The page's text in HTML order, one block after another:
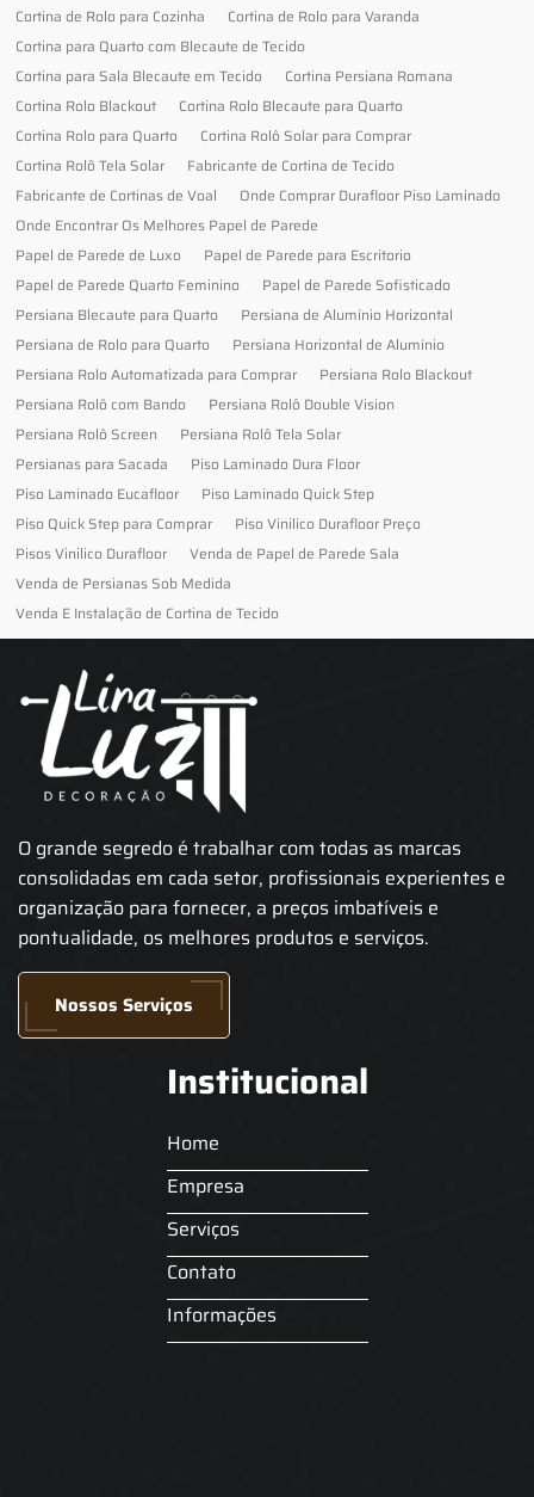
Cortina de Rolo para Cozinha
Cortina de Rolo para Varanda
Cortina para Quarto com Blecaute de Tecido
Cortina para Sala Blecaute em Tecido
Cortina Persiana Romana
Cortina Rolo Blackout
Cortina Rolo Blecaute para Quarto
Cortina Rolo para Quarto
Cortina Rolô Solar para Comprar
Cortina Rolô Tela Solar
Fabricante de Cortina de Tecido
Fabricante de Cortinas de Voal
Onde Comprar Durafloor Piso Laminado
Onde Encontrar Os Melhores Papel de Parede
Papel de Parede de Luxo
Papel de Parede para Escritorio
Papel de Parede Quarto Feminino
Papel de Parede Sofisticado
Persiana Blecaute para Quarto
Persiana de Alumínio Horizontal
Persiana de Rolo para Quarto
Persiana Horizontal de Alumínio
Persiana Rolo Automatizada para Comprar
Persiana Rolo Blackout
Persiana Rolô com Bando
Persiana Rolô Double Vision
Persiana Rolô Screen
Persiana Rolô Tela Solar
Persianas para Sacada
Piso Laminado Dura Floor
Piso Laminado Eucafloor
Piso Laminado Quick Step
Piso Quick Step para Comprar
Piso Vinilico Durafloor Preço
Pisos Vinilico Durafloor
Venda de Papel de Parede Sala
Venda de Persianas Sob Medida
Venda E Instalação de Cortina de Tecido
O grande segredo é trabalhar com todas as marcas
consolidadas em cada setor, profissionais experientes e
organização para fornecer, a preços imbatíveis e
pontualidade, os melhores produtos e serviços.
Nossos Serviços
Institucional
Home
Empresa
Serviços
Contato
Informações